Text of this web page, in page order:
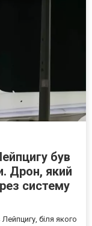
був
Дрон, який
систему
біля якого